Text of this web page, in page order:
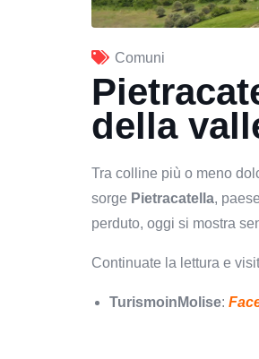
Comuni
della
Tra colline più o meno
sorge Pietracatella,
perduto, oggi si mostra
Continuate la lettura e
TurismoinMolise: